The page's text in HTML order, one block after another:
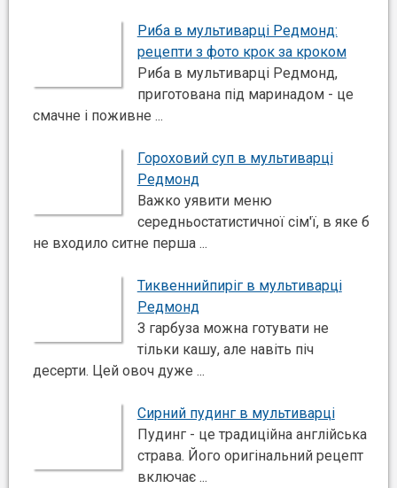
Риба в мультиварці Редмонд:
рецепти з фото крок за кроком
Риба в мультиварці Редмонд,
приготована під маринадом - це
смачне і поживне ...
Гороховий суп в мультиварці
Редмонд
Важко уявити меню
середньостатистичної сім'ї, в яке б
не входило ситне перша ...
Тиквеннийпиріг в мультиварці
Редмонд
З гарбуза можна готувати не
тільки кашу, але навіть піч
десерти. Цей овоч дуже ...
Сирний пудинг в мультиварці
Пудинг - це традиційна англійська
страва. Його оригінальний рецепт
включає ...